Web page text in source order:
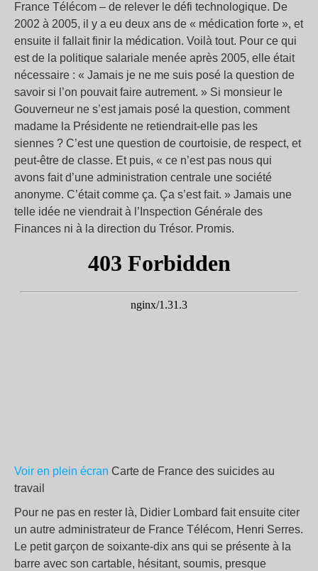
France Télécom – de relever le défi technologique. De
2002 à 2005, il y a eu deux ans de « médication forte », et
ensuite il fallait finir la médication. Voilà tout. Pour ce qui
est de la politique salariale menée après 2005, elle était
nécessaire : « Jamais je ne me suis posé la question de
savoir si l’on pouvait faire autrement. » Si monsieur le
Gouverneur ne s’est jamais posé la question, comment
madame la Présidente ne retiendrait-elle pas les
siennes ? C’est une question de courtoisie, de respect, et
peut-être de classe. Et puis, « ce n’est pas nous qui
avons fait d’une administration centrale une société
anonyme. C’était comme ça. Ça s’est fait. » Jamais une
telle idée ne viendrait à l’Inspection Générale des
Finances ni à la direction du Trésor. Promis.
Voir en plein écran Carte de France des suicides au
travail
Pour ne pas en rester là, Didier Lombard fait ensuite citer
un autre administrateur de France Télécom, Henri Serres.
Le petit garçon de soixante-dix ans qui se présente à la
barre avec son cartable, hésitant, soumis, presque